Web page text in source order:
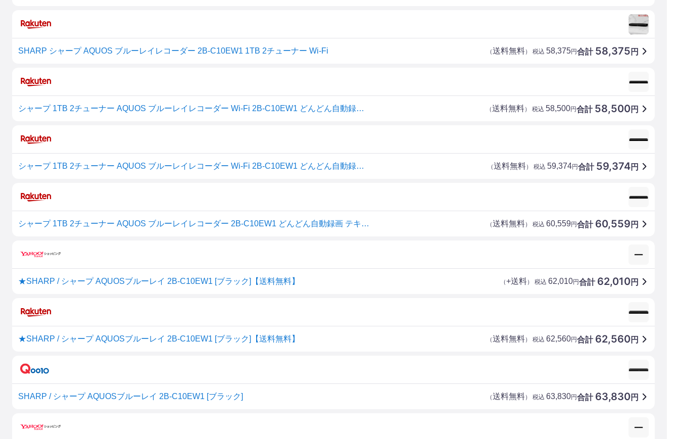
SHARP シャープ AQUOS ブルーレイレコーダー 2B-C10EW1 1TB 2チューナー Wi-Fi 合計 58,375 円
（送料無料） 税込 58,375円
シャープ 1TB 2チューナー AQUOS ブルーレイレコーダー Wi-Fi 2B-C10EW1 どんどん自動録画 テキパキ再生 (2022年モデル) 合計 58,500円
（送料無料） 税込 58,500円
シャープ 1TB 2チューナー AQUOS ブルーレイレコーダー Wi-Fi 2B-C10EW1 どんどん自動録画 テキパキ再生 (2022年モ 合計 59,374円
（送料無料） 税込 59,374円
シャープ 1TB 2チューナー AQUOS ブルーレイレコーダー 2B-C10EW1 どんどん自動録画 テキパキ再生 (2022年モデル) 合計 60,559 円
（送料無料） 税込 60,559円
★SHARP / シャープ AQUOSブルーレイ 2B-C10EW1 [ブラック]【送料無料】 合計 62,010円
（+送料） 税込 62,010円
★SHARP / シャープ AQUOSブルーレイ 2B-C10EW1 [ブラック]【送料無料】 合計 62,560円
（送料無料） 税込 62,560円
SHARP / シャープ AQUOSブルーレイ 2B-C10EW1 [ブラック] 合計 63,830円
（送料無料） 税込 63,830円